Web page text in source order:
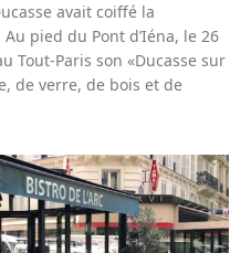
avait coiffé la
pied du Pont d’Iéna, le 26
Tout-Paris son «Ducasse sur
de verre, de bois et de